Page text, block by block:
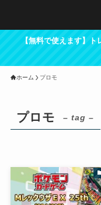
【無料で使えます】ト
ホーム プロモ
プロモ – tag –